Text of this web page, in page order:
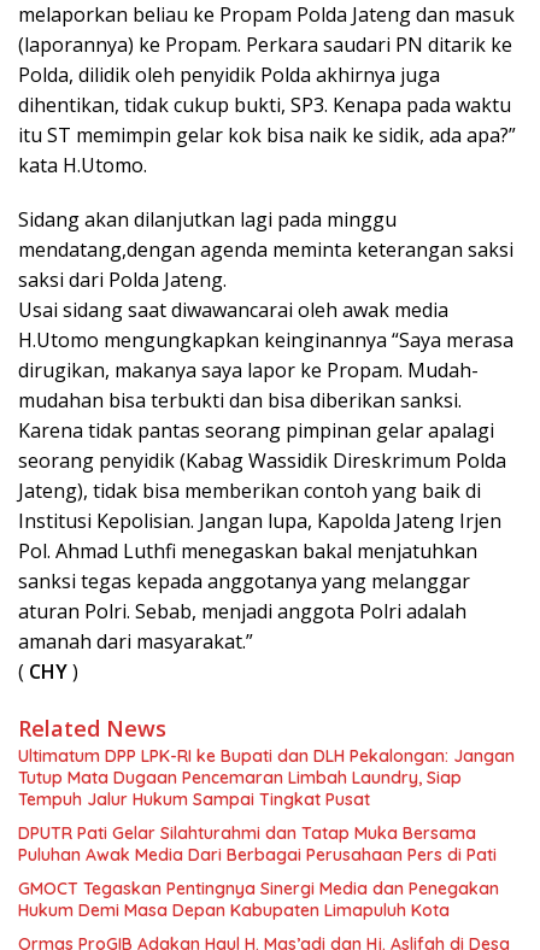
melaporkan beliau ke Propam Polda Jateng dan masuk
(laporannya) ke Propam. Perkara saudari PN ditarik ke
Polda, dilidik oleh penyidik Polda akhirnya juga
dihentikan, tidak cukup bukti, SP3. Kenapa pada waktu
itu ST memimpin gelar kok bisa naik ke sidik, ada apa?”
kata H.Utomo.
Sidang akan dilanjutkan lagi pada minggu
mendatang,dengan agenda meminta keterangan saksi
saksi dari Polda Jateng.
Usai sidang saat diwawancarai oleh awak media
H.Utomo mengungkapkan keinginannya “Saya merasa
dirugikan, makanya saya lapor ke Propam. Mudah-
mudahan bisa terbukti dan bisa diberikan sanksi.
Karena tidak pantas seorang pimpinan gelar apalagi
seorang penyidik (Kabag Wassidik Direskrimum Polda
Jateng), tidak bisa memberikan contoh yang baik di
Institusi Kepolisian. Jangan lupa, Kapolda Jateng Irjen
Pol. Ahmad Luthfi menegaskan bakal menjatuhkan
sanksi tegas kepada anggotanya yang melanggar
aturan Polri. Sebab, menjadi anggota Polri adalah
amanah dari masyarakat.”
( CHY)
Related News
Ultimatum DPP LPK-RI ke Bupati dan DLH Pekalongan: Jangan
Tutup Mata Dugaan Pencemaran Limbah Laundry, Siap
Tempuh Jalur Hukum Sampai Tingkat Pusat
DPUTR Pati Gelar Silahturahmi dan Tatap Muka Bersama
Puluhan Awak Media Dari Berbagai Perusahaan Pers di Pati
GMOCT Tegaskan Pentingnya Sinergi Media dan Penegakan
Hukum Demi Masa Depan Kabupaten Limapuluh Kota
Ormas ProGIB Adakan Haul H. Mas’adi dan Hj. Aslifah di Desa